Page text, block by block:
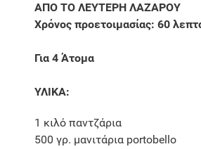
ΑΠΟ ΤΟ ΛΕΥΤΕΡΗ ΛΑΖΑΡΟΥ
Χρόνος προετοιμασίας: 60
Για 4 Άτομα
ΥΛΙΚΑ:
1 κιλό παντζάρια
500 γρ. μανιτάρια portobello